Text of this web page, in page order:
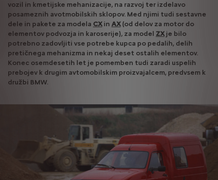
vozil in kmetijske mehanizacije, na razvoj ter izdelavo
posameznih avotmobilskih sklopov. Med njimi tudi sestavne
dele in pakete za modela CXin AX(od delov za motor do
elementov podvozja in karoserije), za model ZXje bilo
potrebno zadovljiti vse potrebe kupca po pedalih, delih
pretičnega mehanizma in nekaj deset ostalih elementov.
Konec osemdesetih let je pomemben tudi zaradi uspelih
prebojev k drugim avtomobilskim proizvajalcem, predvsem k
družbi BMW.